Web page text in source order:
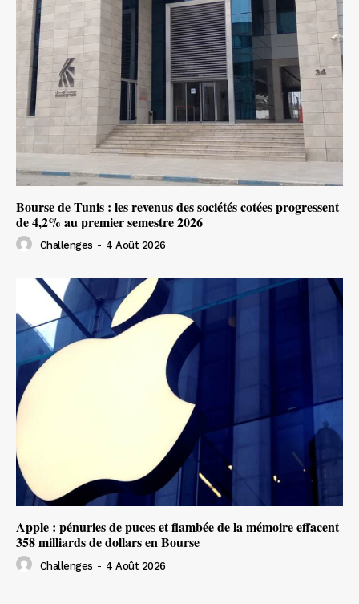
Bourse de Tunis : les revenus des sociétés cotées progressent
de 4,2% au premier semestre 2026
Challenges - 4 Août 2026
Apple : pénuries de puces et flambée de la mémoire effacent
358 milliards de dollars en Bourse
Challenges - 4 Août 2026